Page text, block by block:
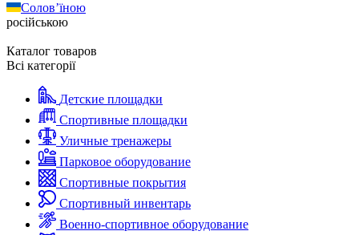
Солов’їною
російською
Каталог товаров
Всі категорії
Детские площадки
Спортивные площадки
Уличные тренажеры
Парковое оборудование
Спортивные покрытия
Спортивный инвентарь
Военно-спортивное оборудование